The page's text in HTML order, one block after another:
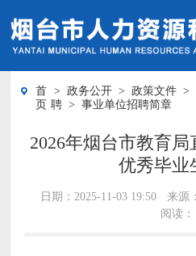
首
页
> 政务公开 > 政策文件 >
聘 > 事业单位招聘简章
2026年烟台市教育
优秀毕业
日期：2025-11-03 19:50
来源
阅读：